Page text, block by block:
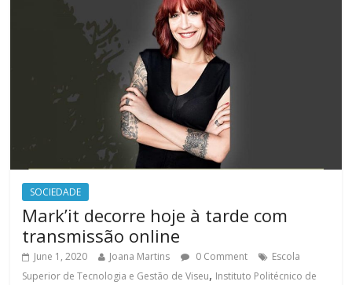
SOCIEDADE
Mark’it decorre hoje à tarde com
transmissão online
June 1, 2020 Joana Martins 0 Comment
Escola
Superior de Tecnologia e Gestão de Viseu, Instituto Politécnico de